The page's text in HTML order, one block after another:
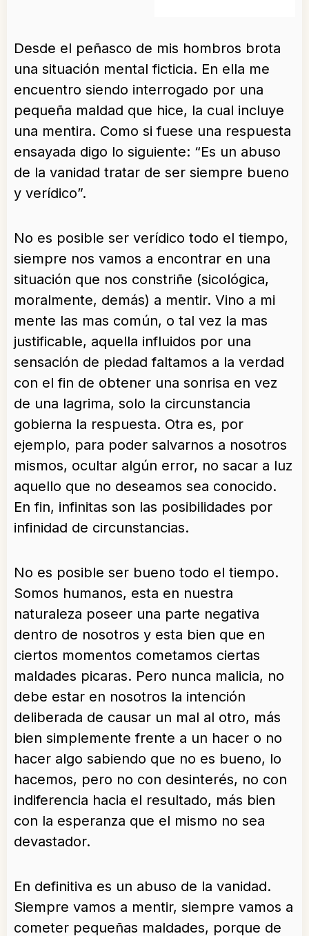
Desde el peñasco de mis hombros brota
una situación mental ficticia. En ella me
encuentro siendo interrogado por una
pequeña maldad que hice, la cual incluye
una mentira. Como si fuese una respuesta
ensayada digo lo siguiente: “Es un abuso
de la vanidad tratar de ser siempre bueno
y verídico”.
No es posible ser verídico todo el tiempo,
siempre nos vamos a encontrar en una
situación que nos constriñe (sicológica,
moralmente, demás) a mentir. Vino a mi
mente las mas común, o tal vez la mas
justificable, aquella influidos por una
sensación de piedad faltamos a la verdad
con el fin de obtener una sonrisa en vez
de una lagrima, solo la circunstancia
gobierna la respuesta. Otra es, por
ejemplo, para poder salvarnos a nosotros
mismos, ocultar algún error, no sacar a luz
aquello que no deseamos sea conocido.
En fin, infinitas son las posibilidades por
infinidad de circunstancias.
No es posible ser bueno todo el tiempo.
Somos humanos, esta en nuestra
naturaleza poseer una parte negativa
dentro de nosotros y esta bien que en
ciertos momentos cometamos ciertas
maldades picaras. Pero nunca malicia, no
debe estar en nosotros la intención
deliberada de causar un mal al otro, más
bien simplemente frente a un hacer o no
hacer algo sabiendo que no es bueno, lo
hacemos, pero no con desinterés, no con
indiferencia hacia el resultado, más bien
con la esperanza que el mismo no sea
devastador.
En definitiva es un abuso de la vanidad.
Siempre vamos a mentir, siempre vamos a
cometer pequeñas maldades, porque de